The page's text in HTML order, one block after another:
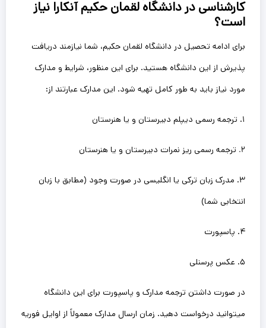
کارشناسی در دانشگاه لقمان حکیم آنکارا نیاز
است؟
برای ادامه تحصیل در دانشگاه لقمان حکیم، شما نیازمند دریافت
پذیرش از این دانشگاه هستید. برای این منظور، شرایط و مدارک
مورد نیاز باید به طور کامل تهیه شود. این مدارک عبارتند از:
۱. ترجمه رسمی دیپلم دبیرستان و یا هنرستان
۲. ترجمه رسمی ریز نمرات دبیرستان و یا هنرستان
۳. مدرک زبان ترکی یا انگلیسی در صورت وجود (مطابق با زبان
انتخابی شما)
۴. پاسپورت
۵. عکس پرسنلی
در صورت داشتن ترجمه مدارک و پاسپورت برای این دانشگاه
میتوانید درخواست دهید. زمان ارسال مدارک معمولاً از اوایل فوریه